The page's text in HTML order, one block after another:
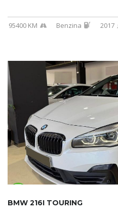
95400 KM Benzina 2017
BMW 216I TOURING